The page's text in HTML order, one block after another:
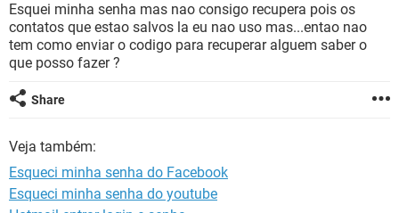
INSTAGRAM GMAIL
GUIA DE COMPRAS
OUTLOOK EXCEL
GMAIL
GUIA DE COMPRAS
Esquei minha senha mas nao consigo recupera pois os
contatos que estao salvos la eu nao uso mas...entao nao
tem como enviar o codigo para recuperar alguem saber o
que posso fazer ?
Share
Veja também:
Esqueci minha senha do Facebook
Esqueci minha senha do youtube